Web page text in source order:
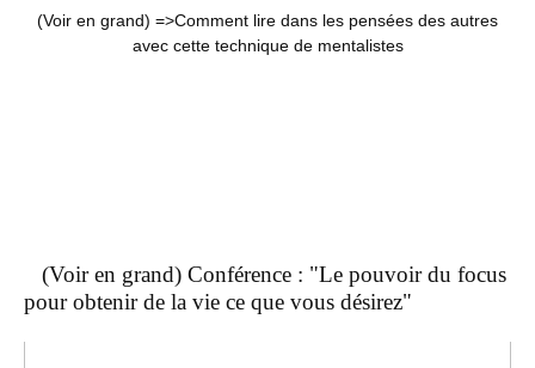
(Voir en grand) =>Comment lire dans les pensées des autres
avec cette technique de mentalistes
(Voir en grand) Conférence : "Le pouvoir du focus
pour obtenir de la vie ce que vous désirez"